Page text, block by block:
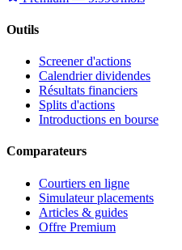
Outils
Screener d'actions
Calendrier dividendes
Résultats financiers
Splits d'actions
Introductions en bourse
Comparateurs
Courtiers en ligne
Simulateur placements
Articles & guides
Offre Premium